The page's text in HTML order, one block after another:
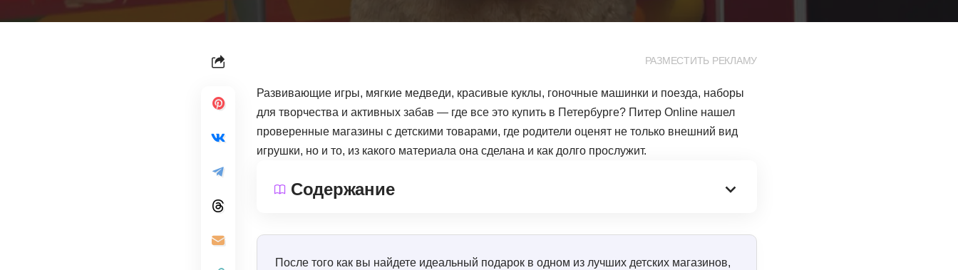
РАЗМЕСТИТЬ РЕКЛАМУ
Развивающие игры, мягкие медведи, красивые куклы, гоночные машинки и поезда, наборы
для творчества и активных забав — где все это купить в Петербурге? Питер Online нашел
проверенные магазины с детскими товарами, где родители оценят не только внешний вид
игрушки, но и то, из какого материала она сделана и как долго прослужит.
Содержание
После того как вы найдете идеальный подарок в одном из лучших детских магазинов,